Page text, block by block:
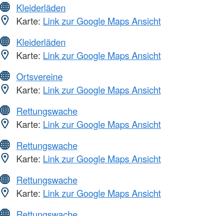
Kleiderläden
Karte: Link zur Google Maps Ansicht
Kleiderläden
Karte: Link zur Google Maps Ansicht
Ortsvereine
Karte: Link zur Google Maps Ansicht
Rettungswache
Karte: Link zur Google Maps Ansicht
Rettungswache
Karte: Link zur Google Maps Ansicht
Rettungswache
Karte: Link zur Google Maps Ansicht